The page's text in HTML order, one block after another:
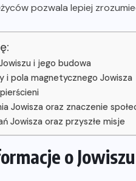
pozwala lepiej
i jego budowa
i pola magnetycznego Jowisza
Jowisza oraz znaczenie
Jowisza oraz przyszłe misje
o